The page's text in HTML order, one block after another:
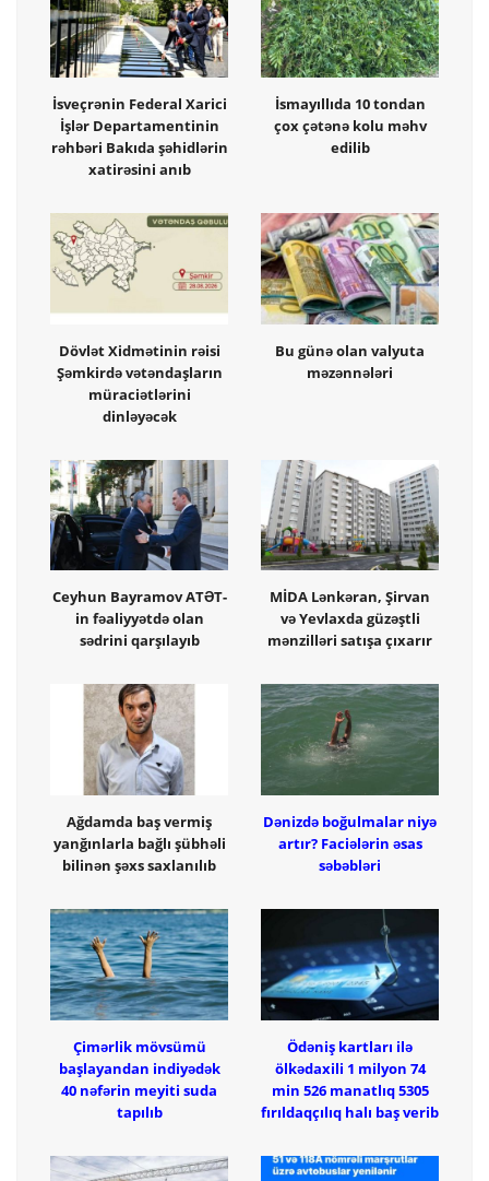
İsveçrənin Federal Xarici
İşlər Departamentinin
rəhbəri Bakıda şəhidlərin
xatirəsini anıb
İsmayıllıda 10 tondan
çox çətənə kolu məhv
edilib
Dövlət Xidmətinin rəisi
Şəmkirdə vətəndaşların
müraciətlərini
dinləyəcək
Bu günə olan valyuta
məzənnələri
Ceyhun Bayramov ATƏT-
in fəaliyyətdə olan
sədrini qarşılayıb
MİDA Lənkəran, Şirvan
və Yevlaxda güzəştli
mənzilləri satışa çıxarır
Ağdamda baş vermiş
yanğınlarla bağlı şübhəli
bilinən şəxs saxlanılıb
Dənizdə boğulmalar niyə
artır? Faciələrin əsas
səbəbləri
Çimərlik mövsümü
başlayandan indiyədək
40 nəfərin meyiti suda
tapılıb
Ödəniş kartları ilə
ölkədaxili 1 milyon 74
min 526 manatlıq 5305
fırıldaqçılıq halı baş verib